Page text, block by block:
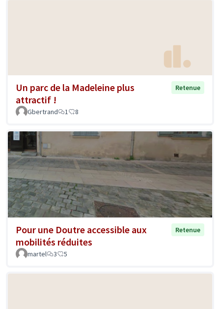
Un parc de la Madeleine plus
attractif !
Retenue
Gbertrand 1 8
Pour une Doutre accessible aux
mobilités réduites
Retenue
martel 3 5